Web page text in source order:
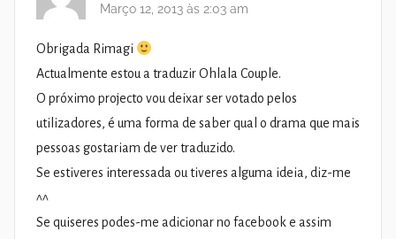
Março 12, 2013 às 2:03 am
Obrigada Rimagi
Actualmente estou a traduzir Ohlala Couple.
O próximo projecto vou deixar ser votado pelos
utilizadores, é uma forma de saber qual o drama que mais
pessoas gostariam de ver traduzido.
Se estiveres interessada ou tiveres alguma ideia, diz-me
^^
Se quiseres podes-me adicionar no facebook e assim